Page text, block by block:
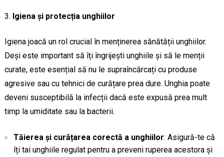
Igiena și protecția unghiilor
Igiena joacă un rol crucial în menținerea sănătății unghiilor.
Deși este important să îți îngrijești unghiile și să le menții
curate, este esențial să nu le supraîncărcați cu produse
agresive sau cu tehnici de curățare prea dure. Unghia poate
deveni susceptibilă la infecții dacă este expusă prea mult
timp la umiditate sau la bacterii.
Tăierea și curățarea corectă a unghiilor: Asigură-te că
îți tai unghiile regulat pentru a preveni ruperea acestora și